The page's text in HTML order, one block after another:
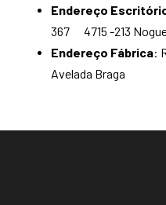
Endereço
367 4715 -213
Endereço Fábrica:
Avelada Braga